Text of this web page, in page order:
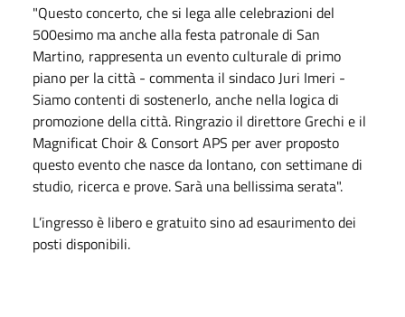
"Questo concerto, che si lega alle celebrazioni del
500esimo ma anche alla festa patronale di San
Martino, rappresenta un evento culturale di primo
piano per la città - commenta il sindaco Juri Imeri -
Siamo contenti di sostenerlo, anche nella logica di
promozione della città. Ringrazio il direttore Grechi e il
Magnificat Choir & Consort APS per aver proposto
questo evento che nasce da lontano, con settimane di
studio, ricerca e prove. Sarà una bellissima serata".
L’ingresso è libero e gratuito sino ad esaurimento dei
posti disponibili.